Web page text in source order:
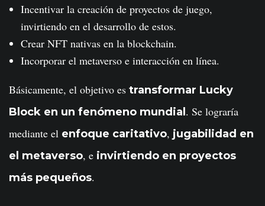
Incentivar la creación de proyectos de juego,
invirtiendo en el desarrollo de estos.
Crear NFT nativas en la blockchain.
Incorporar el metaverso e interacción en línea.
Básicamente, el objetivo es transformar Lucky
Block en un fenómeno mundial . Se lograría
mediante el enfoque caritativo, jugabilidad en
el metaverso, e invirtiendo en proyectos
más pequeños.